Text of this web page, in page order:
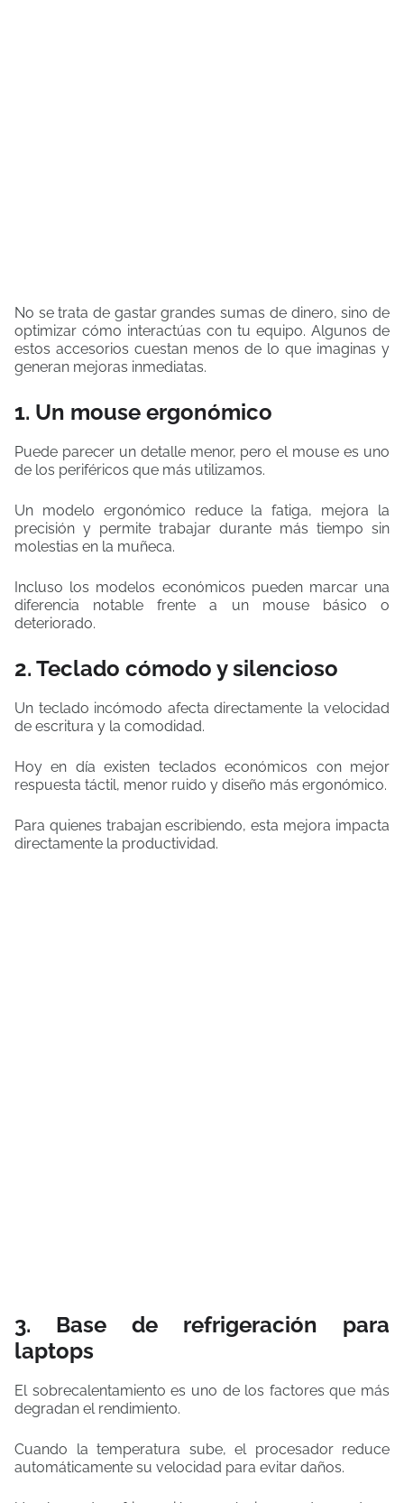
No se trata de gastar grandes sumas de dinero, sino de
optimizar cómo interactúas con tu equipo. Algunos de
estos accesorios cuestan menos de lo que imaginas y
generan mejoras inmediatas.
1. Un mouse ergonómico
Puede parecer un detalle menor, pero el mouse es uno
de los periféricos que más utilizamos.
Un modelo ergonómico reduce la fatiga, mejora la
precisión y permite trabajar durante más tiempo sin
molestias en la muñeca.
Incluso los modelos económicos pueden marcar una
diferencia notable frente a un mouse básico o
deteriorado.
2. Teclado cómodo y silencioso
Un teclado incómodo afecta directamente la velocidad
de escritura y la comodidad.
Hoy en día existen teclados económicos con mejor
respuesta táctil, menor ruido y diseño más ergonómico.
Para quienes trabajan escribiendo, esta mejora impacta
directamente la productividad.
3. Base de refrigeración para
laptops
El sobrecalentamiento es uno de los factores que más
degradan el rendimiento.
Cuando la temperatura sube, el procesador reduce
automáticamente su velocidad para evitar daños.